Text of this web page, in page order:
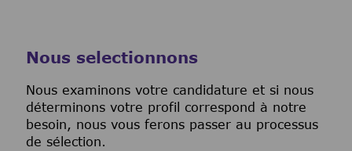
Nous selectionnons
Nous examinons votre candidature et si nous
déterminons votre profil correspond à notre
besoin, nous vous ferons passer au processus
de sélection.